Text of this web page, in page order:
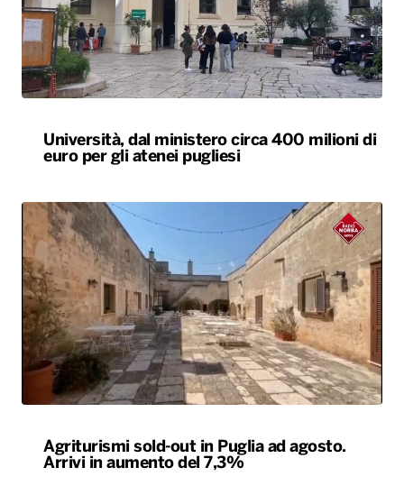
Università, dal ministero circa 400 milioni di
euro per gli atenei pugliesi
Agriturismi sold-out in Puglia ad agosto.
Arrivi in aumento del 7,3%